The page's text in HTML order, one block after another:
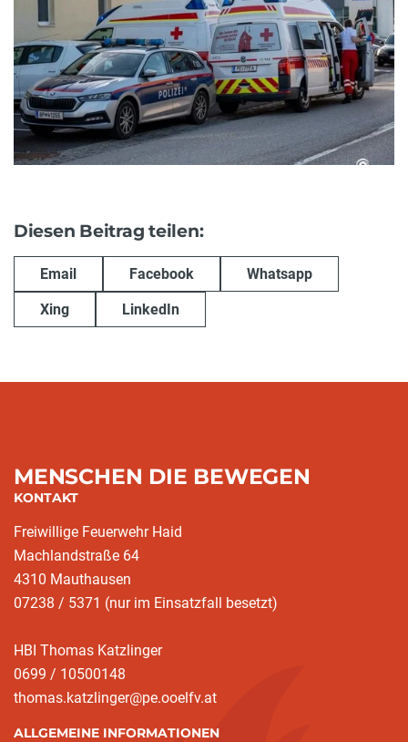
Diesen Beitrag teilen:
Email Facebook Whatsapp
Xing LinkedIn
MENSCHEN DIE BEWEGEN
KONTAKT
Freiwillige Feuerwehr Haid
Machlandstraße 64
4310 Mauthausen
07238 / 5371 (nur im Einsatzfall besetzt)
HBI Thomas Katzlinger
0699 / 10500148
thomas.katzlinger@pe.ooelfv.at
ALLGEMEINE INFORMATIONEN